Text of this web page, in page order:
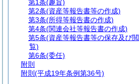
第1条(趣旨)
第2条(資産等報告書等の作成)
第3条(所得等報告書の作成)
第4条(関連会社等報告書の作成)
第5条(資産等報告書等の保存及び閲
覧)
第6条(委任)
附則
附則 (平成19年条例第36号)